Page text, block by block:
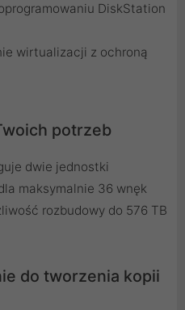
DiskStation
wirtualizacji z ochroną
potrzeb
dwie jednostki
maksymalnie 36 wnęk
rozbudowy do 576 TB
do tworzenia kopii